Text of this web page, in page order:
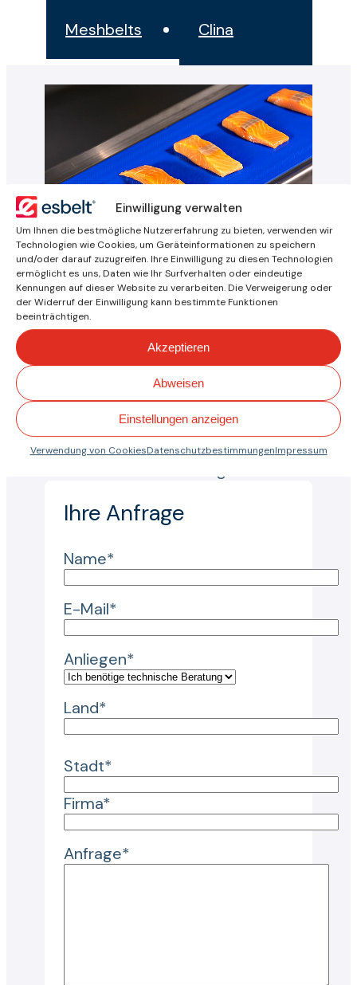
Einwilligung verwalten
Um Ihnen die bestmögliche Nutzererfahrung zu bieten, verwenden wir
Technologien wie Cookies, um Geräteinformationen zu speichern
und/oder darauf zuzugreifen. Ihre Einwilligung zu diesen Technologien
ermöglicht es uns, Daten wie Ihr Surfverhalten oder eindeutige
Kennungen auf dieser Website zu verarbeiten. Die Verweigerung oder
der Widerruf der Einwilligung kann bestimmte Funktionen
beeinträchtigen.
Akzeptieren
Abweisen
Einstellungen anzeigen
Verwendung von CookiesDatenschutzbestimmungenImpressum
Meshbelts Clina
Kontaktieren Sie
Schreiben Sie uns, wenn Sie
Fragen zu einem
Transportband oder einer
Anwendung haben, an einer
individuellen Lösung
interessiert sind oder weitere
Ihre Anfrage
Name*
E-Mail*
Anliegen*
Land*
Stadt*
Firma*
Anfrage*